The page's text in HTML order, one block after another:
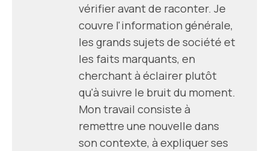
vérifier avant de raconter. Je
couvre l'information générale,
les grands sujets de société et
les faits marquants, en
cherchant à éclairer plutôt
qu'à suivre le bruit du moment.
Mon travail consiste à
remettre une nouvelle dans
son contexte, à expliquer ses